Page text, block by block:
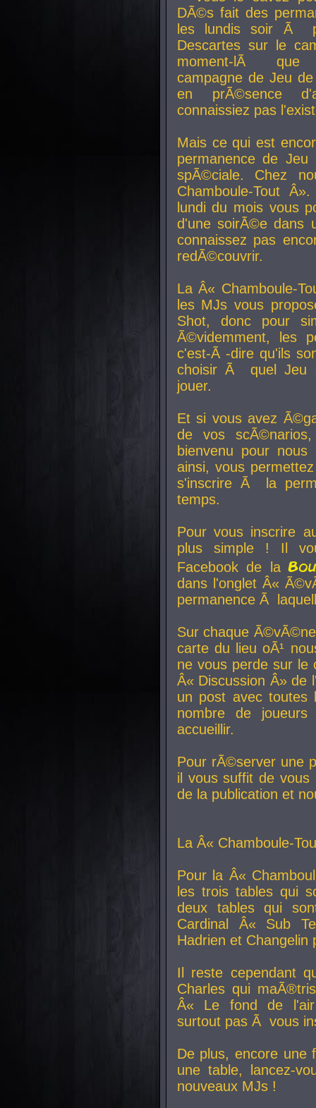
DÃ©s fait des
les lundis soir Ã
Descartes sur le
moment-lÃ que
campagne de Jeu
en prÃ©sence
connaissiez pas
Mais ce qui est
permanence de
spÃ©ciale. Chez
Chamboule-Tout
lundi du mois vous
d'une soirÃ©e dans
connaissez pas
redÃ©couvrir.
La Â« Chamboule-
les MJs vous
Shot, donc pour
Ã©videmment, les
c'est-Ã -dire qu'ils
choisir Ã quel Jeu
jouer.
Et si vous avez
de vos
bienvenu pour
ainsi, vous
s'inscrire Ã la
temps.
Pour vous inscrire
plus simple ! Il
Facebook de la
dans l'onglet Â«
permanence Ã
Sur chaque
carte du lieu oÃ¹
ne vous perde sur le
Â« Discussion Â» de
un post avec toutes
nombre de
accueillir.
Pour rÃ©server une
il vous suffit de vous
de la publication et
La Â« Chamboule-
Pour la Â«
les trois tables qui
deux tables qui
Cardinal
Â« Sub
Hadrien et Changelin
Il reste cependant
Charles qui
Â« Le fond de
surtout pas Ã vous
De plus, encore une
une table, lancez-
nouveaux MJs !